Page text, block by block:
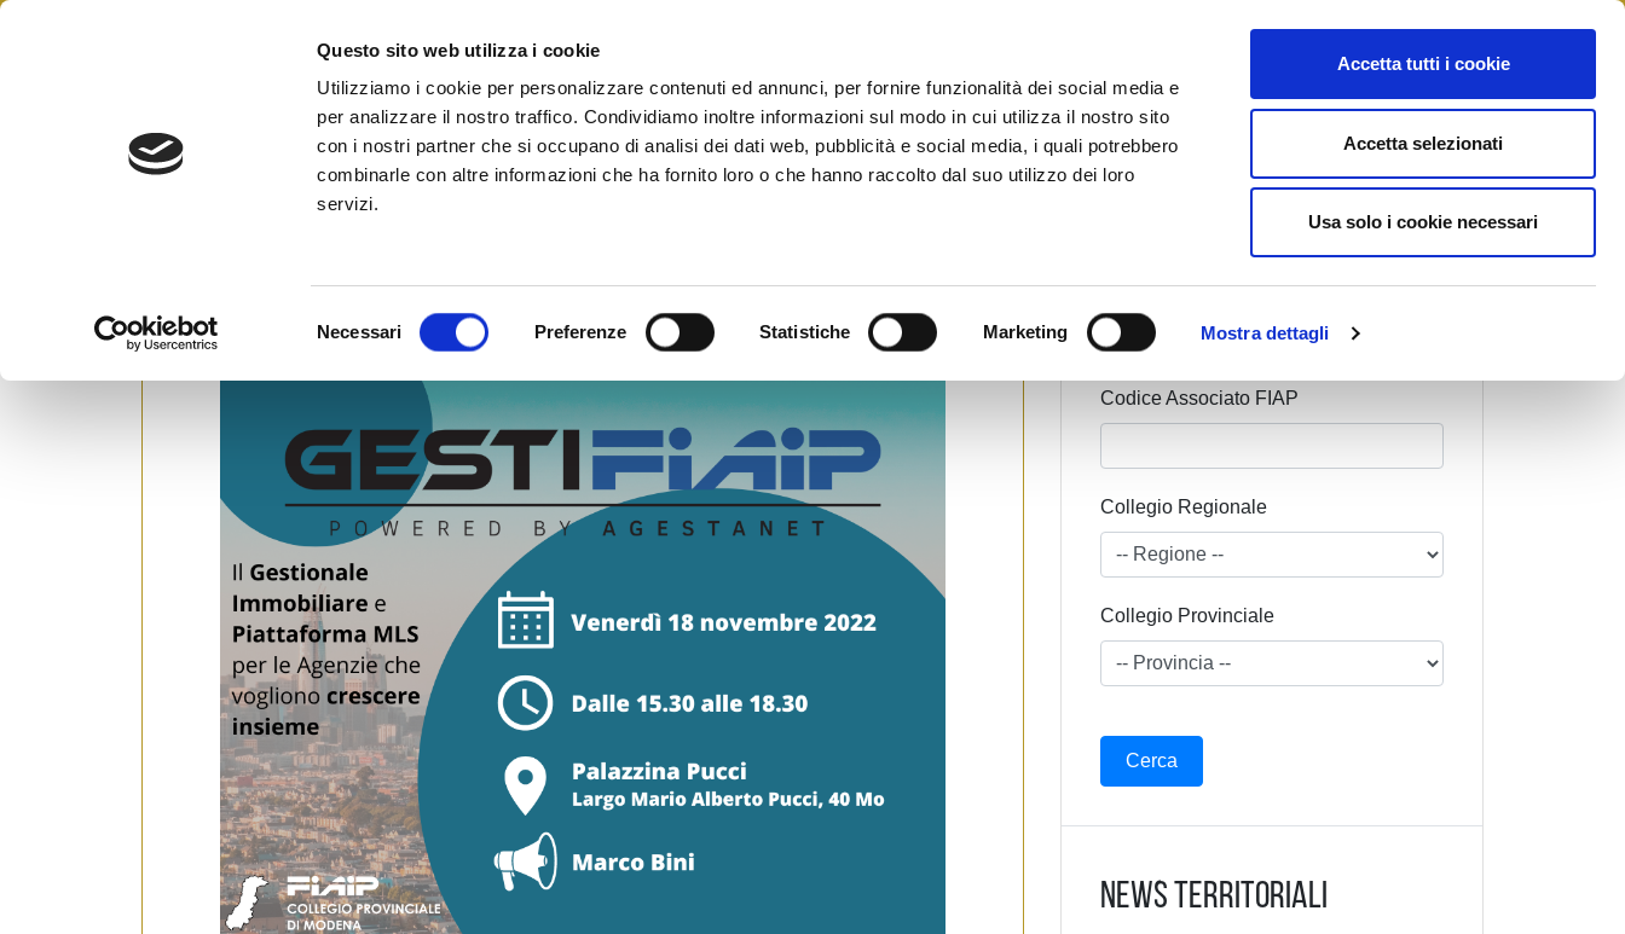
Questo sito web utilizza i cookie
Utilizziamo i cookie per personalizzare contenuti ed annunci, per fornire funzionalità dei social media e
per analizzare il nostro traffico. Condividiamo inoltre informazioni sul modo in cui utilizza il nostro sito
con i nostri partner che si occupano di analisi dei dati web, pubblicità e social media, i quali potrebbero
combinarle con altre informazioni che ha fornito loro o che hanno raccolto dal suo utilizzo dei loro
servizi.
z
i
o
e
d
e
l
c
o
n
s
e
n
s
o
Necessari Preferenze Statistiche Marketing Mostra dettagli
Accetta tutti i cookie
Accetta selezionati
Usa solo i cookie necessari
Skip
Federazione Italiana Agenti Immobiliari Professionali
Fiaip Cognome Associato
Nome Associato
Codice Associato FIAP
Collegio Regionale
Collegio Provinciale
News Territoriali